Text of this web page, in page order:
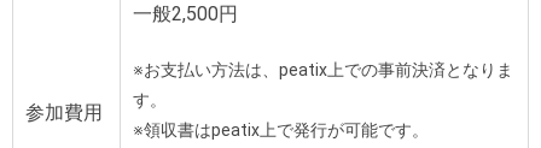
参加費用
一般2,500円
※お支払い方法は、peatix上での事前決済となりま
す。
※領収書はpeatix上で発行が可能です。